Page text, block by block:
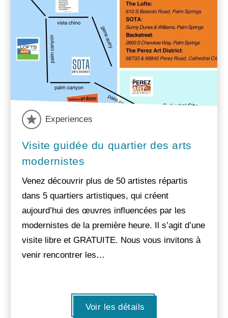
Experiences
Visite guidée du quartier des arts
modernistes
Venez découvrir plus de 50 artistes répartis
dans 5 quartiers artistiques, qui créent
aujourd’hui des œuvres influencées par les
modernistes de la première heure. Il s’agit d’une
visite libre et GRATUITE. Nous vous invitons à
venir rencontrer les…
Voir les détails